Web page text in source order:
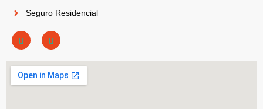
Seguro Residencial